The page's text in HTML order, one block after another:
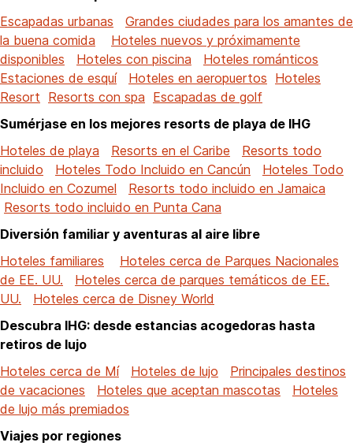
Escapadas urbanas
Grandes ciudades para los amantes de
la buena comida
Hoteles nuevos y próximamente
disponibles
Hoteles con piscina
Hoteles románticos
Estaciones de esquí
Hoteles en aeropuertos Hoteles
Resort Resorts con spa Escapadas de golf
Sumérjase en los mejores resorts de playa de IHG
Hoteles de playa
Resorts en el Caribe
Resorts todo
incluido
Hoteles Todo Incluido en Cancún
Hoteles Todo
Incluido en Cozumel
Resorts todo incluido en Jamaica
Resorts todo incluido en Punta Cana
Diversión familiar y aventuras al aire libre
Hoteles familiares
Hoteles cerca de Parques Nacionales
de EE. UU.
Hoteles cerca de parques temáticos de EE.
UU.
Hoteles cerca de Disney World
Descubra IHG: desde estancias acogedoras hasta
retiros de lujo
Hoteles cerca de Mí
Hoteles de lujo
Principales destinos
de vacaciones
Hoteles que aceptan mascotas
Hoteles
de lujo más premiados
Viajes por regiones